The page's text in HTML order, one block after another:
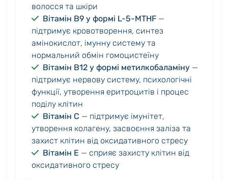
волосся та шкіри
Вітамін B9 у формі L-5-MTHF —
підтримує кровотворення, синтез
амінокислот, імунну систему та
нормальний обмін гомоцистеїну
Вітамін B12 у формі метилкобаламіну —
підтримує нервову систему, психологічні
функції, утворення еритроцитів і процес
поділу клітин
Вітамін C — підтримує імунітет,
утворення колагену, засвоєння заліза та
захист клітин від оксидативного стресу
Вітамін E — сприяє захисту клітин від
оксидативного стресу